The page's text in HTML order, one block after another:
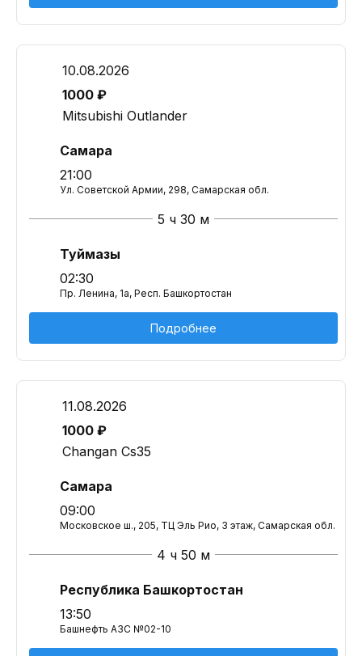
10.08.2026
1000 ₽
Mitsubishi Outlander
Самара
21:00
Ул. Советской Армии, 298, Самарская обл.
5 ч 30 м
Туймазы
02:30
Пр. Ленина, 1а, Респ. Башкортостан
Подробнее
11.08.2026
1000 ₽
Changan Cs35
Самара
09:00
Московское ш., 205, ТЦ Эль Рио, 3 этаж, Самарская обл.
4 ч 50 м
Республика Башкортостан
13:50
Башнефть АЗС №02-10